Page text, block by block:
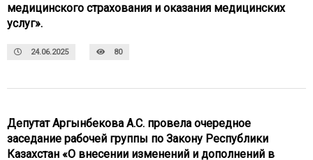
медицинского страхования и оказания медицинских
услуг».
24.06.2025 80
Депутат Аргынбекова А.С. провела очередное
заседание рабочей группы по Закону Республики
Казахстан «О внесении изменений и дополнений в